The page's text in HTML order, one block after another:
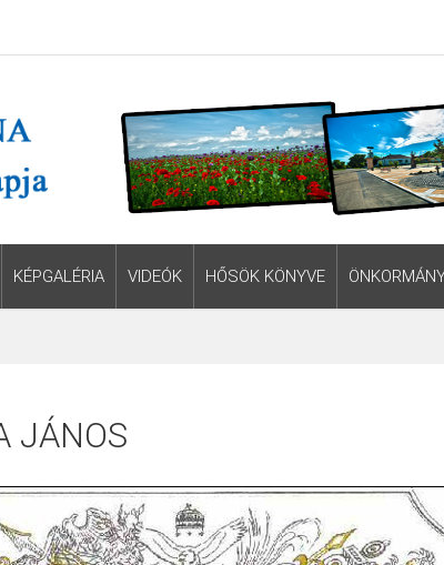
KÉPGALÉRIA VIDEÓK HŐSÖK KÖNYVE
JÁNOS